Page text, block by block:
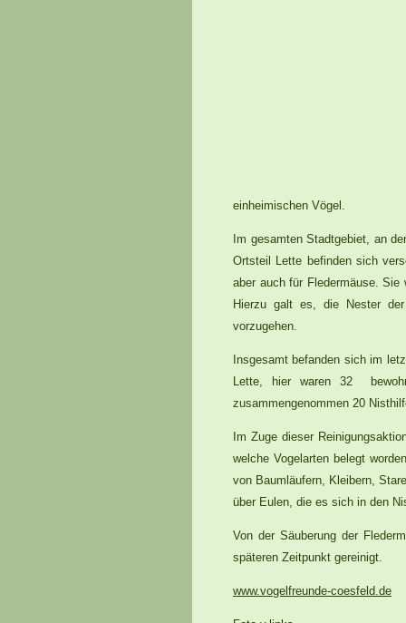
einheimischen Vögel.
Im gesamten Stadtgebiet, an
Ortsteil Lette befinden sich
aber auch für Fledermäuse.
Hierzu galt es, die Nester
vorzugehen.
Insgesamt befanden sich im
Lette, hier waren 32
zusammengenommen 20
Im Zuge dieser
welche Vogelarten belegt
von Baumläufern, Kleibern,
über Eulen, die es sich in den
Von der Säuberung der
späteren Zeitpunkt gereinigt.
www.vogelfreunde-coesfeld.de